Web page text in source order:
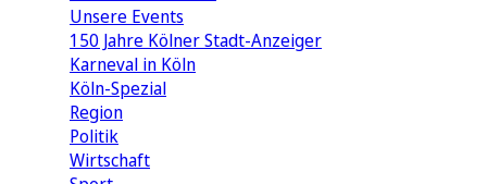
Unsere Events
150 Jahre Kölner Stadt-Anzeiger
Karneval in Köln
Köln-Spezial
Region
Politik
Wirtschaft